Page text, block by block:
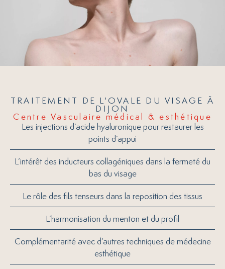
TRAITEMENT DE L'OVALE DU VISAGE À
DIJON
Centre Vasculaire médical & esthétique
Les injections d’acide hyaluronique pour restaurer les
points d’appui
L’intérêt des inducteurs collagéniques dans la fermeté du
bas du visage
Le rôle des fils tenseurs dans la reposition des tissus
L’harmonisation du menton et du profil
Complémentarité avec d’autres techniques de médecine
esthétique